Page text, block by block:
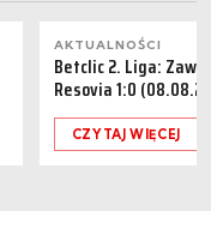
AKTUALNOŚCI
Betclic 2. Liga:
Resovia 1:0
CZYTAJ WIĘCEJ